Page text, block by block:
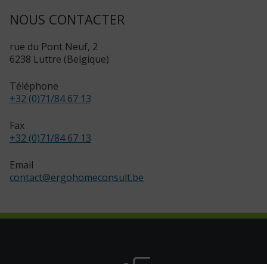
NOUS CONTACTER
rue du Pont Neuf, 2
6238 Luttre (Belgique)
Téléphone
+32 (0)71/84 67 13
Fax
+32 (0)71/84 67 13
Email
contact@ergohomeconsult.be